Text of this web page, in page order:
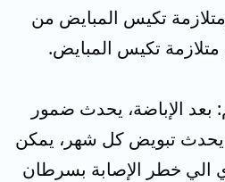
تكيس المبايض من
تكيس المبايض.
الإباضة، يحدث ضمور
يحدث تبويض كل شهر، يمكن
الي خطر الإصابة بسرطان